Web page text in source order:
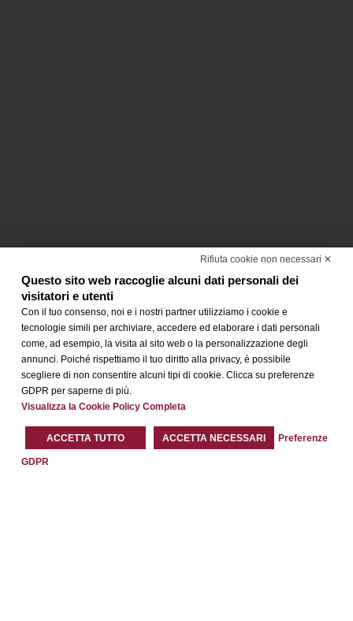
Rifiuta cookie non necessari ✕
Questo sito web raccoglie alcuni dati personali dei
visitatori e utenti
Con il tuo consenso, noi e i nostri partner utilizziamo i cookie e
tecnologie simili per archiviare, accedere ed elaborare i dati personali
come, ad esempio, la visita al sito web o la personalizzazione degli
annunci. Poiché rispettiamo il tuo diritto alla privacy, è possibile
scegliere di non consentire alcuni tipi di cookie. Clicca su preferenze
GDPR per saperne di più.
Visualizza la Cookie Policy Completa
ACCETTA TUTTO ACCETTA NECESSARI Preferenze
GDPR